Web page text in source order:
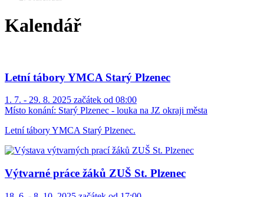
Kalendář
Letní tábory YMCA Starý Plzenec
1. 7. - 29. 8. 2025 začátek od 08:00
Místo konání: Starý Plzenec - louka na JZ okraji města
Letní tábory YMCA Starý Plzenec.
Výtvarné práce žáků ZUŠ St. Plzenec